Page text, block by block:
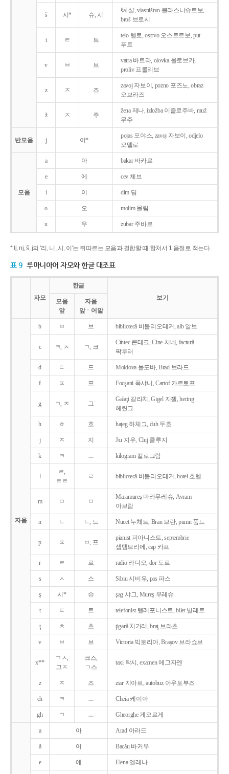
š 시* 슈, 시
šal 샬, vlasništvo 블라스니슈트보,
broš 브로시
t ㅌ 트
telo 텔로, ostrvo 오스트르보, put
푸트
v ㅂ 브
vatra 바트라, olovka 올로브카,
proliv 프롤리브
z ㅈ 즈
zavoj 자보이, pozno 포즈노, obraz
오브라즈
ž ㅈ 주
žena 제나, izložba 이즐로주바, muž
무주
반모음 j 이*
pojas 포야스, zavoj 자보이, odjelo
오델로
모음
a 아 bakar 바카르
e 에 cev 체브
i 이 dim 딤
o 오 molim 몰림
u 우 zubar 주바르
* lj, nj, š, j의 '리, 니, 시, 이'는 뒤따르는 모음과 결합할 때 합쳐서 1 음절로 적는다.
표 9 루마니아어 자모와 한글 대조표
자모
한글
보기
모음
앞
자음
앞ㆍ어말
자음
b ㅂ 브 bibliotecǎ 비블리오테커, alb 알브
c ㅋ, ㅊ ㄱ, 크
Cîntec 큰테크, Cine 치네, facturǎ
팍투러
d ㄷ 드 Moldova 몰도바, Brad 브라드
f ㅍ 프 Focşani 폭샤니, Cartof 카르토프
g ㄱ, ㅈ 그
Galaţi 갈라치, Gigel 지젤, hering
헤린그
h ㅎ 흐 haţeg 하체그, duh 두흐
j ㅈ 지 Jiu 지우, Cluj 클루지
k ㅋ ㅡ kilogram 킬로그람
l
ㄹ,
ㄹㄹ
ㄹ bibliotecǎ 비블리오테커, hotel 호텔
m ㅁ ㅁ
Maramureş 마라무레슈, Avram
아브람
n ㄴ ㄴ, 느 Nucet 누체트, Bran 브란, pumn 품느
p ㅍ ㅂ, 프
pianist 피아니스트, septembrie
셉템브리에, cap 카프
r ㄹ 르 radio 라디오, dor 도르
s ㅅ 스 Sibiu 시비우, pas 파스
ş 시* 슈 şag 샤그, Mureş 무레슈
t ㅌ 트 telefonist 텔레포니스트, bilet 빌레트
ţ ㅊ 츠 ţigarǎ 치가러, braţ 브라츠
v ㅂ 브 Victoria 빅토리아, Braşov 브라쇼브
x**
ㄱㅅ,
그ㅈ
크스,
ㄱ스
taxi 탁시, examen 에그자멘
z ㅈ 즈 ziar 지아르, autobuz 아우토부즈
ch ㅋ ㅡ Cheia 케이아
gh ㄱ ㅡ Gheorghe 게오르게
a 아 Arad 아라드
ǎ 어 Bacǎu 바커우
e 에 Elena 엘레나